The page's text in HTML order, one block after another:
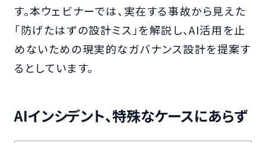
す。本ウェビナーでは、実在する事故から見えた
「防げたはずの設計ミス」を解説し、AI活用を止
めないための現実的なガバナンス設計を提案す
るとしています。
AIインシデント、特殊なケースにあらず